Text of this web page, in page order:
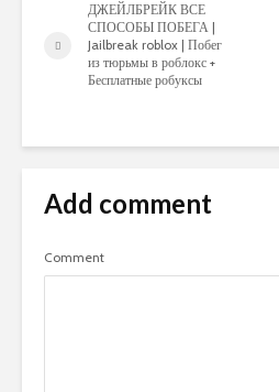
ДЖЕЙЛБРЕЙК ВСЕ
СПОСОБЫ ПОБЕГА |
Jailbreak roblox | Побег
из тюрьмы в роблокс +
Бесплатные робуксы
Add comment
Comment